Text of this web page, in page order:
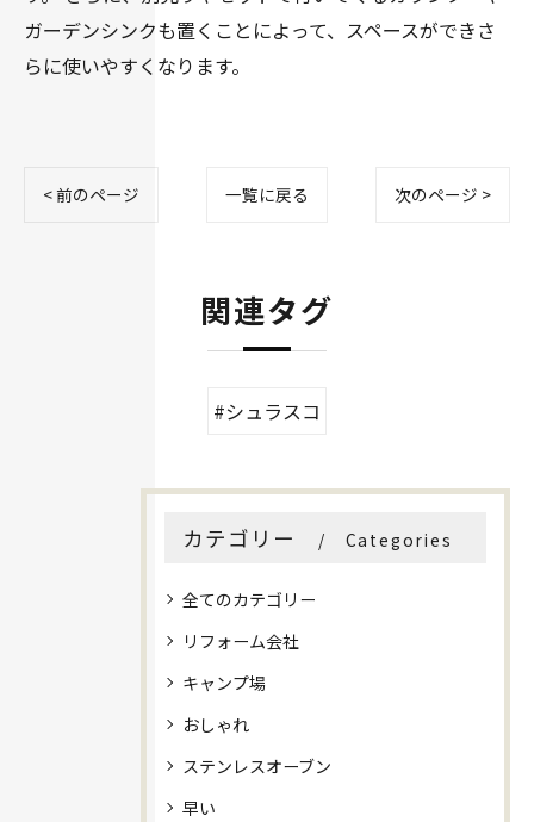
ガーデンシンクも置くことによって、スペースができさ
らに使いやすくなります。
< 前のページ 一覧に戻る 次のページ >
関連タグ
#シュラスコ
カテゴリー Categories
全てのカテゴリー
リフォーム会社
キャンプ場
おしゃれ
ステンレスオーブン
早い